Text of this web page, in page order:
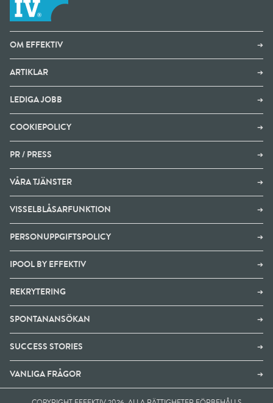
OM EFFEKTIV ➔
ARTIKLAR ➔
LEDIGA JOBB ➔
COOKIEPOLICY ➔
PR / PRESS ➔
VÅRA TJÄNSTER ➔
VISSELBLÅSARFUNKTION ➔
PERSONUPPGIFTSPOLICY ➔
IPOOL BY EFFEKTIV ➔
REKRYTERING ➔
SPONTANANSÖKAN ➔
SUCCESS STORIES ➔
VANLIGA FRÅGOR ➔